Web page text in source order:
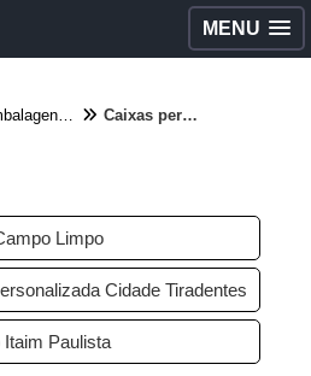
MENU
Embalagens diversas - Categoria Caixas personalizadas para delivery Itaquera
Limpo
Cidade Tiradentes
Paulista